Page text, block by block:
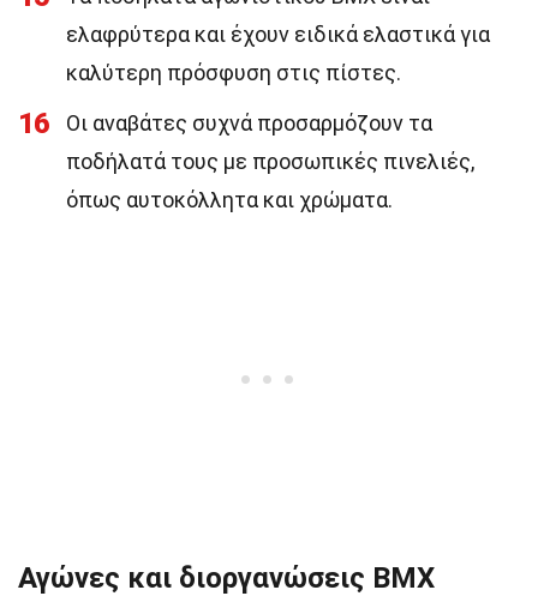
ελαφρύτερα και έχουν ειδικά ελαστικά για
καλύτερη πρόσφυση στις πίστες.
16
Οι αναβάτες συχνά προσαρμόζουν τα
ποδήλατά τους με προσωπικές πινελιές,
όπως αυτοκόλλητα και χρώματα.
Αγώνες και διοργανώσεις BMX